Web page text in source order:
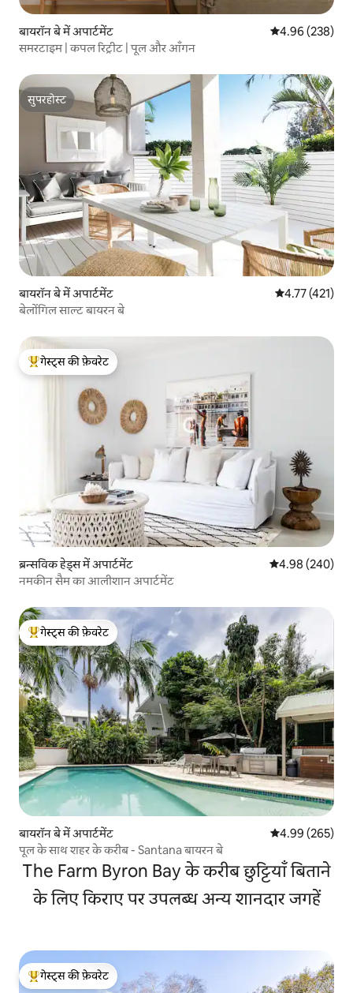
बायरॉन बे में अपार्टमेंट औसत रेटिंग 5 में से
4.96 (238)
समरटाइम | कपल रिट्रीट | पूल और आँगन
सुपरहोस्ट
सुपरहोस्ट
बायरॉन बे में अपार्टमेंट औसत रेटिंग 5 में से
4.77 (421)
बेलोंगिल साल्ट बायरन बे
गेस्ट्स का टॉप फ़ेवरेट
गेस्ट्स की फ़ेवरेट
ब्रन्सविक हेड्स में अपार्टमेंट औसत रेटिंग 5 में से
4.98 (240)
नमकीन सैम का आलीशान अपार्टमेंट
गेस्ट्स का टॉप फ़ेवरेट
गेस्ट्स की फ़ेवरेट
बायरॉन बे में अपार्टमेंट औसत रेटिंग 5 में से
4.99 (265)
पूल के साथ शहर के करीब - Santana बायरन बे
The Farm Byron Bay के करीब छुट्टियाँ बिताने
के लिए किराए पर उपलब्ध अन्य शानदार जगहें
गेस्ट्स का टॉप फ़ेवरेट
गेस्ट्स की फ़ेवरेट